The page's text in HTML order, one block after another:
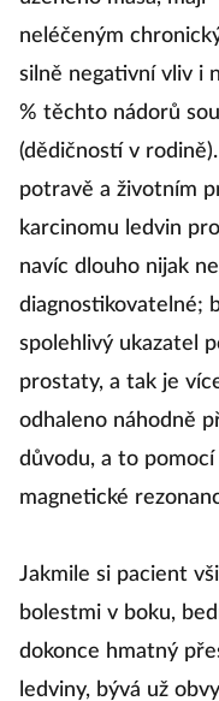
neléčeným
silně negativní vliv i
% těchto nádorů
(dědičností v
potravě a životním
karcinomu ledvin
navíc dlouho nijak
diagnostikovatelné;
spolehlivý ukazatel
prostaty, a tak je
odhaleno náhodně
důvodu, a to
magnetické
Jakmile si pacient
bolestmi v boku,
dokonce hmatný
ledviny, bývá už